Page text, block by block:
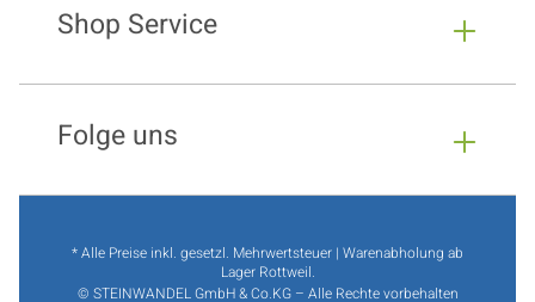
Shop Service
Folge uns
* Alle Preise inkl. gesetzl. Mehrwertsteuer | Warenabholung ab
Lager Rottweil.
© STEINWANDEL GmbH & Co.KG – Alle Rechte vorbehalten